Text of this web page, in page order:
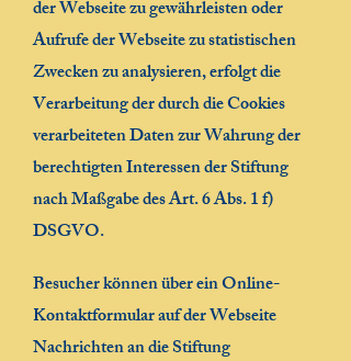
der Webseite zu gewährleisten oder
Aufrufe der Webseite zu statistischen
Zwecken zu analysieren, erfolgt die
Verarbeitung der durch die Cookies
verarbeiteten Daten zur Wahrung der
berechtigten Interessen der Stiftung
nach Maßgabe des Art. 6 Abs. 1 f)
DSGVO.
Besucher können über ein Online-
Kontaktformular auf der Webseite
Nachrichten an die Stiftung